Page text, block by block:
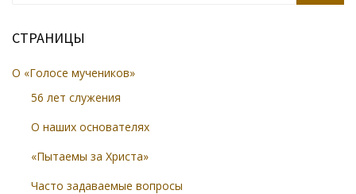
СТРАНИЦЫ
О «Голосе мучеников»
56 лет служения
О наших основателях
«Пытаемы за Христа»
Часто задаваемые вопросы